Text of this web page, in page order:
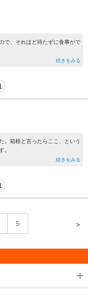
で、それほど待たずに食事がで
続きをみる
。箱根と言ったらここ、という
。
続きをみる
5 ＞